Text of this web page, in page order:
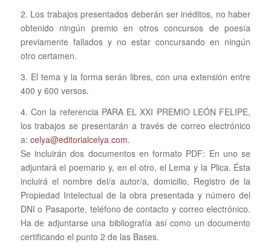
2. Los trabajos presentados deberán ser inéditos, no haber
obtenido ningún premio en otros concursos de poesía
previamente fallados y no estar concursando en ningún
otro certamen.
3. El tema y la forma serán libres, con una extensión entre
400 y 600 versos.
4. Con la referencia PARA EL XXI PREMIO LEÓN FELIPE,
los trabajos se presentarán a través de correo electrónico
a: celya@editorialcelya.com.
Se incluirán dos documentos en formato PDF: En uno se
adjuntará el poemario y, en el otro, el Lema y la Plica. Ésta
incluirá el nombre del/a autor/a, domicilio, Registro de la
Propiedad Intelectual de la obra presentada y número del
DNI o Pasaporte, teléfono de contacto y correo electrónico.
Ha de adjuntarse una bibliografía así como un documento
certificando el punto 2 de las Bases.